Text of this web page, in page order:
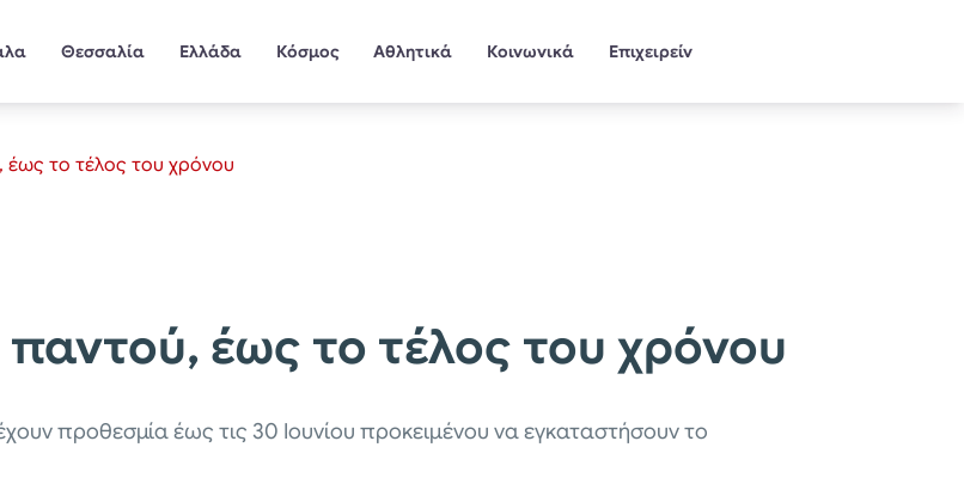
Θεσσαλία Ελλάδα Κόσμος Αθλητικά Κοινωνικά Επιχειρείν
το τέλος του χρόνου
έως το τέλος του χρόνου
προθεσμία έως τις 30 Ιουνίου προκειμένου να εγκαταστήσουν το